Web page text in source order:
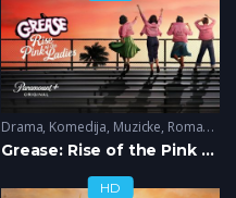
Drama, Komedija, Muzicke, Romantika
Grease: Rise of the Pink Ladies (2023)
HD